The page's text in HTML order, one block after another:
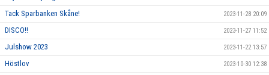
Tack Sparbanken Skåne! 2023-11-28 20:09
DISCO!! 2023-11-27 11:52
Julshow 2023 2023-11-22 13:57
Höstlov 2023-10-30 12:38